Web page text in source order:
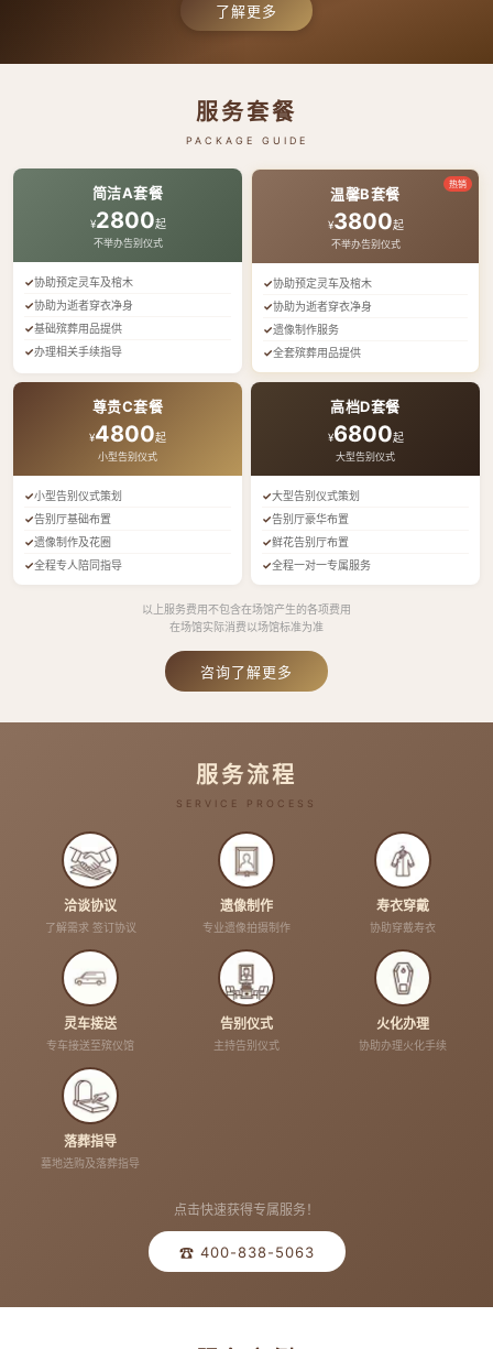
了解更多
服务套餐
PACKAGE GUIDE
简洁A套餐
¥2800起
不举办告别仪式
协助预定灵车及棺木
协助为逝者穿衣净身
基础殡葬用品提供
办理相关手续指导
热销
温馨B套餐
¥3800起
不举办告别仪式
协助预定灵车及棺木
协助为逝者穿衣净身
遗像制作服务
全套殡葬用品提供
尊贵C套餐
¥4800起
小型告别仪式
小型告别仪式策划
告别厅基础布置
遗像制作及花圈
全程专人陪同指导
高档D套餐
¥6800起
大型告别仪式
大型告别仪式策划
告别厅豪华布置
鲜花告别厅布置
全程一对一专属服务
以上服务费用不包含在场馆产生的各项费用
在场馆实际消费以场馆标准为准
咨询了解更多
服务流程
SERVICE PROCESS
洽谈协议
了解需求 签订协议
遗像制作
专业遗像拍摄制作
寿衣穿戴
协助穿戴寿衣
灵车接送
专车接送至殡仪馆
告别仪式
主持告别仪式
火化办理
协助办理火化手续
落葬指导
墓地选购及落葬指导
点击快速获得专属服务！
☎ 400-838-5063